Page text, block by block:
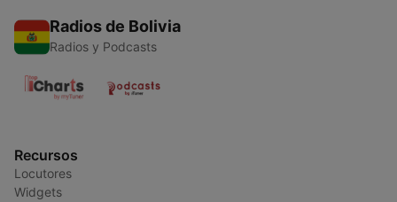
Radios de Bolivia
Radios y Podcasts
Recursos
Locutores
Widgets